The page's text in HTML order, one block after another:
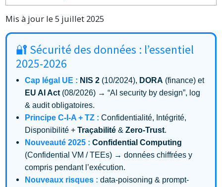
Mis à jour le 5 juillet 2025
🔐 Sécurité des données : l’essentiel
2025-2026
Cap légal UE : NIS 2(10/2024), DORA (finance) et
EU AI Act(08/2026) → “AI security by design”, log
& audit obligatoires.
Principe C-I-A + TZ : Confidentialité, Intégrité,
Disponibilité + Traçabilité& Zero-Trust.
Nouveauté 2025 : Confidential Computing
(Confidential VM / TEEs) → données chiffrées y
compris pendant l’exécution.
Nouveaux risques : data-poisoning & prompt-